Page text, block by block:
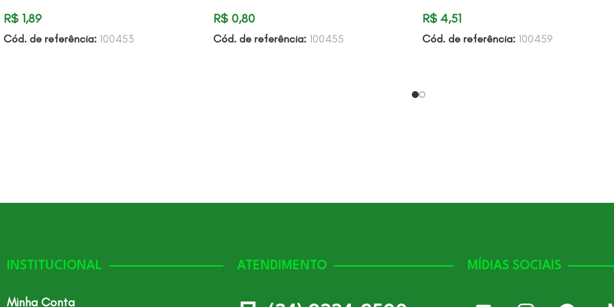
R$ 1,89
Cód. de referência: 100453
R$0,80
Cód. de referência: 100455
R$ 4,51
Cód. de referência: 100459
INSTITUCIONAL
Minha Conta
ATENDIMENTO MÍDIAS SOCIAIS